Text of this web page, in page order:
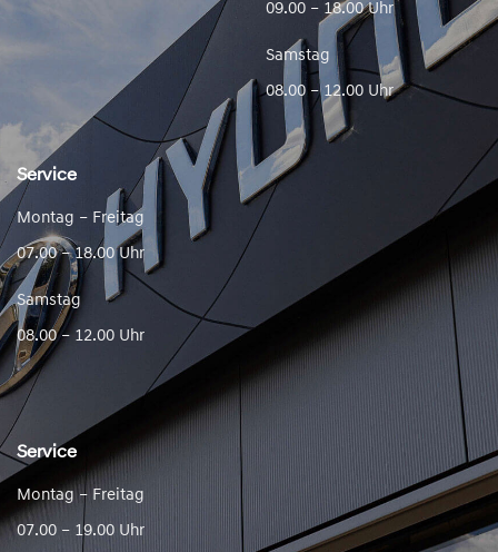
09.00 – 18.00 Uhr
Samstag
08.00 – 12.00 Uhr
Service
Montag – Freitag
07.00 – 18.00 Uhr
Samstag
08.00 – 12.00 Uhr
Service
Montag – Freitag
07.00 – 19.00 Uhr